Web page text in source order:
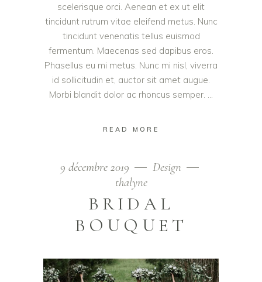
scelerisque orci. Aenean et ex ut elit
tincidunt rutrum vitae eleifend metus. Nunc
tincidunt venenatis tellus euismod
fermentum. Maecenas sed dapibus eros.
Phasellus eu mi metus. Nunc mi nisl, viverra
id sollicitudin et, auctor sit amet augue.
Morbi blandit dolor ac rhoncus semper.
READ MORE
9 décembre 2019
Design
thalyne
BRIDAL
BOUQUET